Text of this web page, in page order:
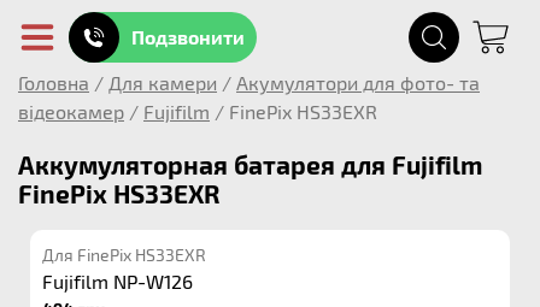
Подзвонити
Головна / Для камери / Акумулятори для фото- та
відеокамер / Fujifilm / FinePix HS33EXR
Аккумуляторная батарея для Fujifilm
FinePix HS33EXR
Для FinePix HS33EXR
Fujifilm NP-W126